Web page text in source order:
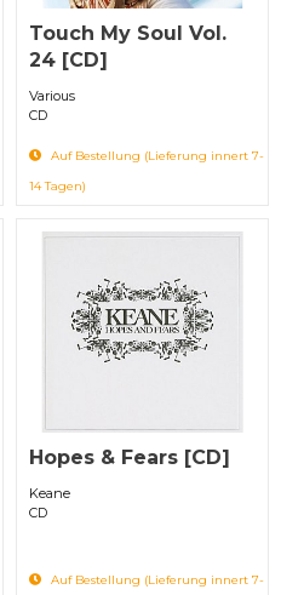
Touch My Soul Vol.
24 [CD]
Various
CD
Auf Bestellung (Lieferung innert 7-
14 Tagen)
Hopes & Fears [CD]
Keane
CD
Auf Bestellung (Lieferung innert 7-